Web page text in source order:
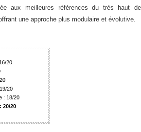
aux meilleures références du très haut de
une approche plus modulaire et évolutive.
20
20
: 18/20
20/20